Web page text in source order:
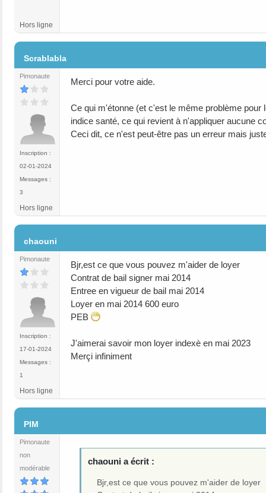
Hors ligne
Scrablabla
Pimonaute
Inscription :
02-01-2024
Messages :
3
Merci pour votre aide.
Ce qui m'étonne (et c'est le même problème
indice santé, ce qui revient à n'appliquer aucune
Ceci dit, ce n'est peut-être pas un erreur mais
Hors ligne
chaouni
Pimonaute
Inscription :
17-01-2024
Messages :
1
Bjr,est ce que vous pouvez m'aider de loyer
Contrat de bail signer mai 2014
Entree en vigueur de bail mai 2014
Loyer en mai 2014 600 euro
PEB
J'aimerai savoir mon loyer indexè en mai 2023
Merçi infiniment
Hors ligne
PIM
Pimonaute
non
modérable
chaouni a écrit :
Bjr,est ce que vous pouvez m'aider de loyer